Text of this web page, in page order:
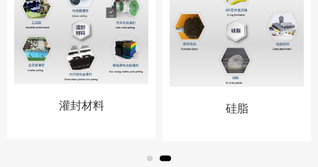
灌封材料 硅脂